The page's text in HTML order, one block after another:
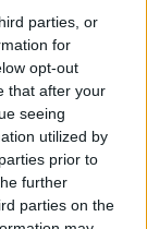
parties, or
for
opt-out
that after your
seeing
utilized by
prior to
further
parties on the